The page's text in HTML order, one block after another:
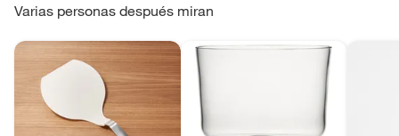
Number
Material Acero inoxidable
para hacer una devolución.
otras con restricciones y algunas que no se pueden devolver ni
cambiar. Conoce cuáles son:
Productos vendidos por
Falabella, Tottus y otros vendedores tienen:
48 horas: cemento, mezclas de hormigón, morteros, yeso y
Varias personas después miran